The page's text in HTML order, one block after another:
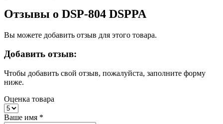
Отзывы о DSP-804 DSPPA
Вы можете добавить отзыв для этого товара.
Добавить отзыв:
Чтобы добавить свой отзыв, пожалуйста, заполните форму
ниже.
Оценка товара
Ваше имя *